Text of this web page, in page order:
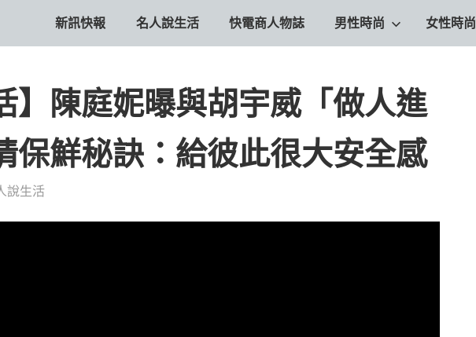
新訊快報 名人說生活 快電商人物誌 男性時尚 女性時尚
】陳庭妮曝與胡宇威「做人進
保鮮秘訣：給彼此很大安全感
說生活